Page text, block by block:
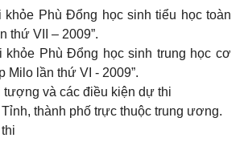
khỏe Phù Đổng học sinh tiểu học toàn
thứ VII – 2009”.
khỏe Phù Đổng học sinh trung học cơ
Milo lần thứ VI - 2009”.
và các điều kiện dự thi
thành phố trực thuộc trung ương.